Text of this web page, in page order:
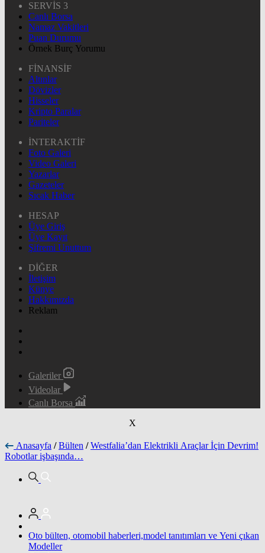
SERVİS 3
Canlı Borsa
Namaz Vakitleri
Puan Durumu
Örnek Burç Yorumu
FİNANSİF
Altınlar
Dövizler
Hisseler
Kripto Paralar
Pariteler
İNTERAKTİF
Foto Galeri
Video Galeri
Yazarlar
Gazeteler
Sıcak Haber
HESAP
Üye Giriş
Üye Kayıt
Şifremi Unuttum
DİĞER
İletişim
Künye
Hakkımızda
Reklam
Galeriler
Videolar
Canlı Borsa
X
Anasayfa / Bülten / Westfalia’dan Elektrikli Araçlar İçin Devrim!
Robotlar işbaşında…
Oto bülten, otomobil haberleri,model tanıtımları ve Yeni çıkan
Modeller